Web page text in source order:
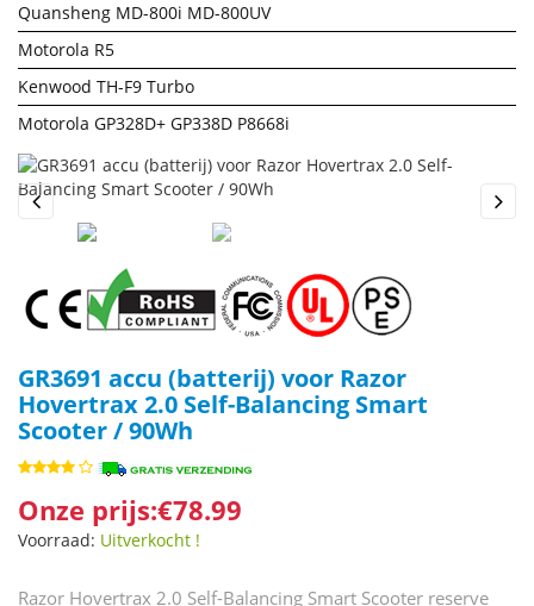
Quansheng MD-800i MD-800UV
Motorola R5
Kenwood TH-F9 Turbo
Motorola GP328D+ GP338D P8668i
Previous
GR3691 accu (batterij) voor Razor
Hovertrax 2.0 Self-Balancing Smart
Scooter / 90Wh
Onze prijs:€78.99
Voorraad: Uitverkocht !
Razor Hovertrax 2.0 Self-Balancing Smart Scooter reserve